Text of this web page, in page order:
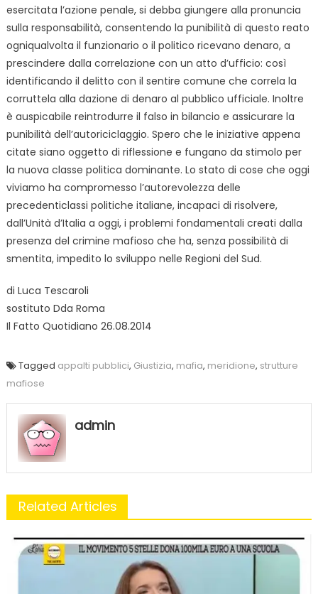
esercitata l’azione penale, si debba giungere alla pronuncia
sulla responsabilità, consentendo la punibilità di questo reato
ogniqualvolta il funzionario o il politico ricevano denaro, a
prescindere dalla correlazione con un atto d’ufficio: così
identificando il delitto con il sentire comune che correla la
corruttela alla dazione di denaro al pubblico ufficiale. Inoltre
è auspicabile reintrodurre il falso in bilancio e assicurare la
punibilità dell’autoriciclaggio. Spero che le iniziative appena
citate siano oggetto di riflessione e fungano da stimolo per
la nuova classe politica dominante. Lo stato di cose che oggi
viviamo ha compromesso l’autorevolezza delle
precedenticlassi politiche italiane, incapaci di risolvere,
dall’Unità d’Italia a oggi, i problemi fondamentali creati dalla
presenza del crimine mafioso che ha, senza possibilità di
smentita, impedito lo sviluppo nelle Regioni del Sud.
di Luca Tescaroli
sostituto Dda Roma
Il Fatto Quotidiano 26.08.2014
Tagged appalti pubblici, Giustizia, mafia, meridione, strutture
mafiose
admin
Related Articles